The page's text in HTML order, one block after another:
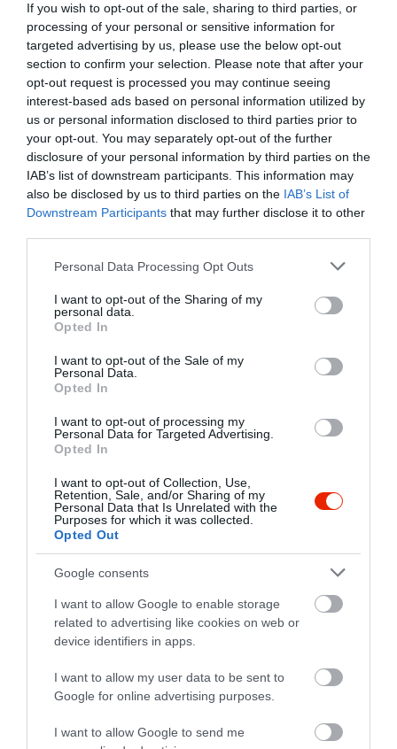
If you wish to opt-out of the sale, sharing to third parties, or
processing of your personal or sensitive information for
targeted advertising by us, please use the below opt-out
section to confirm your selection. Please note that after your
opt-out request is processed you may continue seeing
interest-based ads based on personal information utilized by
us or personal information disclosed to third parties prior to
your opt-out. You may separately opt-out of the further
disclosure of your personal information by third parties on the
IAB’s list of downstream participants. This information may
also be disclosed by us to third parties on the IAB’s List of
Downstream Participants that may further disclose it to other
Please note that this website/app uses one or more Google
not limited to your visit or usage behaviour. You may click to
grant or deny consent to Google and its third-party tags to
use your data for below specified purposes in below Google
consent section.
Personal Data Processing Opt Outs
I want to opt-out of the Sharing of my
personal data.
Opted In
I want to opt-out of the Sale of my
Personal Data.
Opted In
I want to opt-out of processing my
Personal Data for Targeted Advertising.
Opted In
I want to opt-out of Collection, Use,
Retention, Sale, and/or Sharing of my
Personal Data that Is Unrelated with the
Purposes for which it was collected.
Opted Out
Google consents
I want to allow Google to enable storage
related to advertising like cookies on web or
device identifiers in apps.
I want to allow my user data to be sent to
Google for online advertising purposes.
I want to allow Google to send me
Értékelések Értékeld Te is
4.5
Összesen 4
3 0
Szilágyi Zoltán
Budapest egyik legfinomabb
hamburgere itt készül. Nagyon
kedves a személyzet, ha tele
vannak is segítőkészek, hogy
le tudj ülni. Nagyon
hangulatos kis hely, csak
ajánlani tudom!
Szuper hamburger, gyors